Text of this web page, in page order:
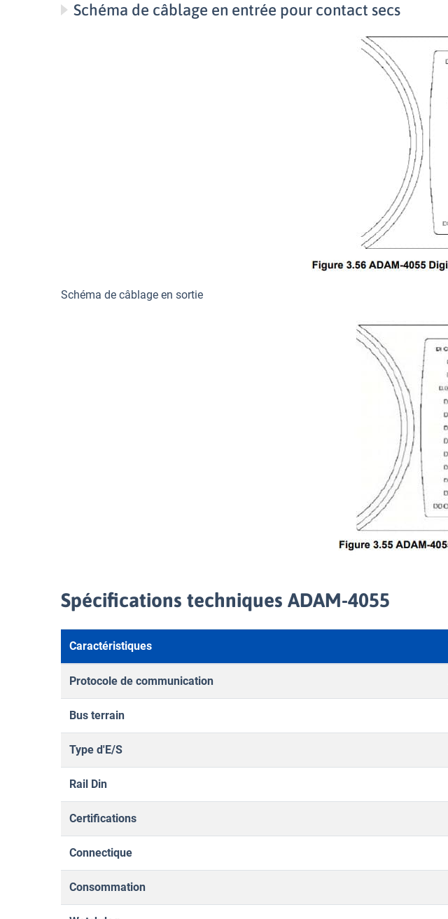
Schéma de câblage en entrée pour contact secs
Schéma de câblage en sortie
Spécifications techniques ADAM-4055
Caractéristiques
Protocole de communication
Bus terrain
Type d'E/S
Rail Din
Certifications
Connectique
Consommation